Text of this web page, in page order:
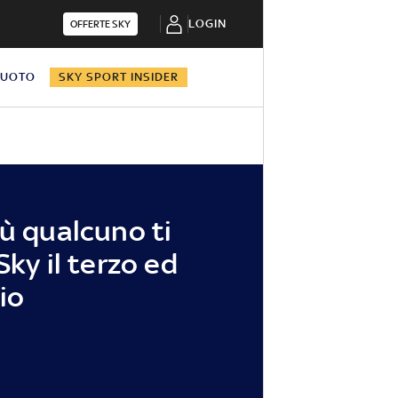
OFFERTE SKY LOGIN
SKY SPORT INSIDER
qualcuno ti
il terzo ed